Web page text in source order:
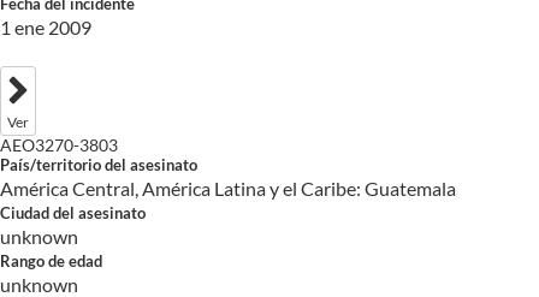
1 ene 2009
Ver
AEO3270-3803
País/territorio del asesinato
América Central, América Latina y el Caribe: Guatemala
Ciudad del asesinato
unknown
Rango de edad
unknown